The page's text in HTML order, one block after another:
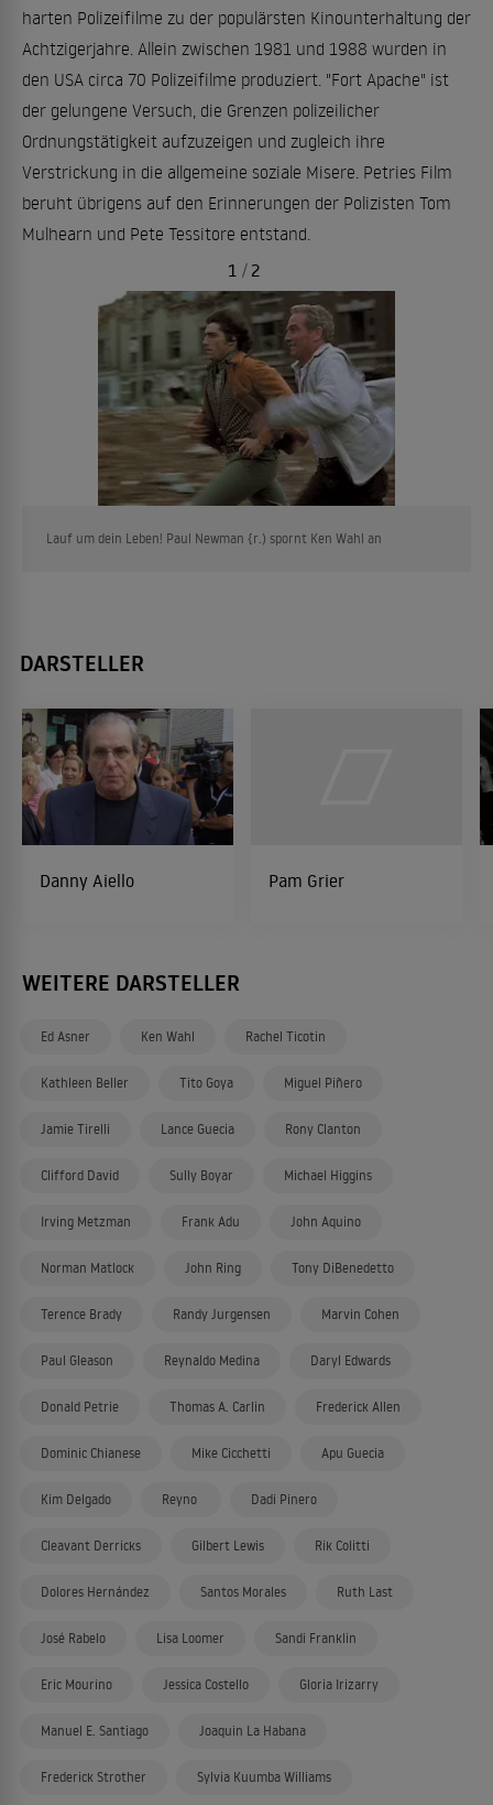
harten Polizeifilme zu der populärsten Kinounterhaltung der
Achtzigerjahre. Allein zwischen 1981 und 1988 wurden in
den USA circa 70 Polizeifilme produziert. "Fort Apache" ist
der gelungene Versuch, die Grenzen polizeilicher
Ordnungstätigkeit aufzuzeigen und zugleich ihre
Verstrickung in die allgemeine soziale Misere. Petries Film
beruht übrigens auf den Erinnerungen der Polizisten Tom
Mulhearn und Pete Tessitore entstand.
Lauf um dein Leben! Paul Newman {r.) spornt Ken Wahl an
1 / 2
DARSTELLER
Danny Aiello Pam Grier
WEITERE DARSTELLER
Ed Asner Ken Wahl Rachel Ticotin
Kathleen Beller Tito Goya Miguel Piñero
Jamie Tirelli Lance Guecia Rony Clanton
Clifford David Sully Boyar Michael Higgins
Irving Metzman Frank Adu John Aquino
Norman Matlock John Ring Tony DiBenedetto
Terence Brady Randy Jurgensen Marvin Cohen
Paul Gleason Reynaldo Medina Daryl Edwards
Donald Petrie Thomas A. Carlin Frederick Allen
Dominic Chianese Mike Cicchetti Apu Guecia
Kim Delgado Reyno Dadi Pinero
Cleavant Derricks Gilbert Lewis Rik Colitti
Dolores Hernández Santos Morales Ruth Last
José Rabelo Lisa Loomer Sandi Franklin
Eric Mourino Jessica Costello Gloria Irizarry
Manuel E. Santiago Joaquin La Habana
Frederick Strother Sylvia Kuumba Williams